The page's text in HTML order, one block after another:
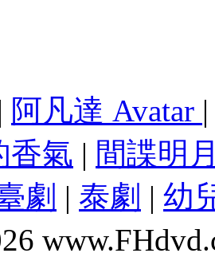
| 阿凡達 Avatar
香氣 | 間諜明
劇 | 泰劇 | 幼